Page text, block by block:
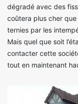
dégradé avec des
coûtera plus cher que
ternies par les
Mais quel que soit
contacter cette
tout en maintenant